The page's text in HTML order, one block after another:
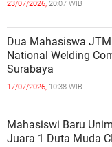
23/07/2026, 20:07 WIB
Dua Mahasiswa
National Welding
Surabaya
17/07/2026, 10:38 WIB
Mahasiswi Baru
Juara 1 Duta Muda